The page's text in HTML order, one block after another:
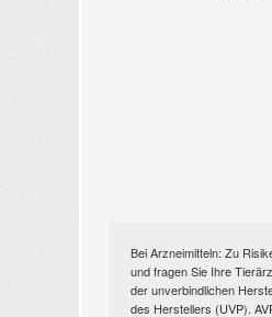
Bei Arzneimitteln: Zu
und fragen Sie Ihre
der unverbindlichen
des Herstellers (UVP).